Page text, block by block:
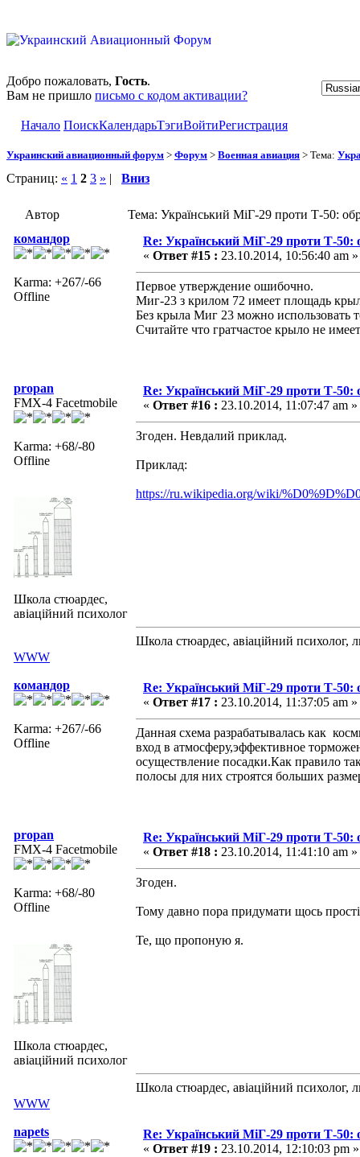
Добро пожаловать, Гость.
Вам не пришло письмо с кодом активации?
Начало ПоискКалендарьТэгиВойтиРегистрация
Украинский авиационный форум > Форум > Военная авиация > Тема:
Страниц: « 1 2 3 » | Вниз
Автор
Тема: Український МіГ-29 проти Т-50:
командор
Karma: +267/-66
Offline
Re: Український МіГ-29 проти Т-50:
« Ответ #15 : 23.10.2014, 10:56:40 am »
Первое утверждение ошибочно.
Миг-23 з крилом 72 имеет площадь
Без крыла Миг 23 можно использовать
Считайте что гратчастое крыло не
propan
FMX-4 Facetmobile
Karma: +68/-80
Offline
Школа стюардес,
авіаційний психолог
WWW
Re: Український МіГ-29 проти Т-50:
« Ответ #16 : 23.10.2014, 11:07:47 am »
Згоден. Невдалий приклад.
Приклад:
https://ru.wikipedia.org/wiki/
Школа стюардес, авіаційний психолог,
командор
Karma: +267/-66
Offline
Re: Український МіГ-29 проти Т-50:
« Ответ #17 : 23.10.2014, 11:37:05 am »
Данная схема разрабатывалась как
вход в атмосферу,эффективное
осуществление посадки.Как правило
полосы для них строятся больших
propan
FMX-4 Facetmobile
Karma: +68/-80
Offline
Школа стюардес,
авіаційний психолог
WWW
Re: Український МіГ-29 проти Т-50:
« Ответ #18 : 23.10.2014, 11:41:10 am »
Згоден.
Тому давно пора придумати щось
Те, що пропоную я.
Школа стюардес, авіаційний психолог,
napets
Re: Український МіГ-29 проти Т-50:
« Ответ #19 : 23.10.2014, 12:10:03 pm »